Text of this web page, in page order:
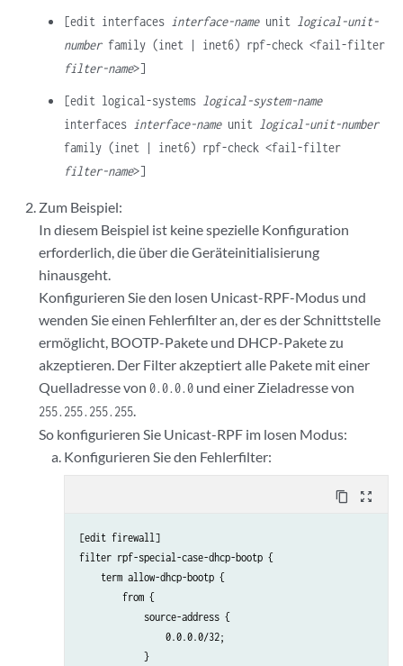
[edit interfaces interface-nameunit logical-unit-
numberfamily (inet | inet6) rpf-check <fail-filter
filter-name>]
[edit logical-systems logical-system-name
interfaces interface-nameunit logical-unit-number
family (inet | inet6) rpf-check <fail-filter
filter-name>]
Zum Beispiel:
In diesem Beispiel ist keine spezielle Konfiguration
erforderlich, die über die Geräteinitialisierung
hinausgeht.
Konfigurieren Sie den losen Unicast-RPF-Modus und
wenden Sie einen Fehlerfilter an, der es der Schnittstelle
ermöglicht, BOOTP-Pakete und DHCP-Pakete zu
akzeptieren. Der Filter akzeptiert alle Pakete mit einer
Quelladresse von0.0.0.0 und einer Zieladresse von
255.255.255.255.
So konfigurieren Sie Unicast-RPF im losen Modus:
Konfigurieren Sie den Fehlerfilter:
content_copy zoom_out_map
[edit firewall]
filter rpf-special-case-dhcp-bootp {
    term allow-dhcp-bootp {
        from {
            source-address {
                0.0.0.0/32;
            }